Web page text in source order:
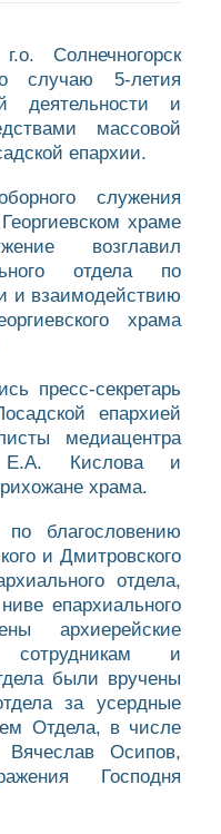
Солнечногорск
случаю 5-летия
деятельности и
массовой
епархии.
служения
храме
возглавил
отдела по
и взаимодействию
храма
пресс-секретарь
епархией
медиацентра
Е.А. Кислова и
храма.
благословению
и Дмитровского
отдела,
епархиального
архиерейские
и
были вручены
за усердные
Отдела, в числе
Осипов,
Господня